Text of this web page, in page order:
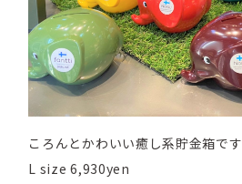
ころんとかわいい癒し系貯金箱です
L size 6,930yen